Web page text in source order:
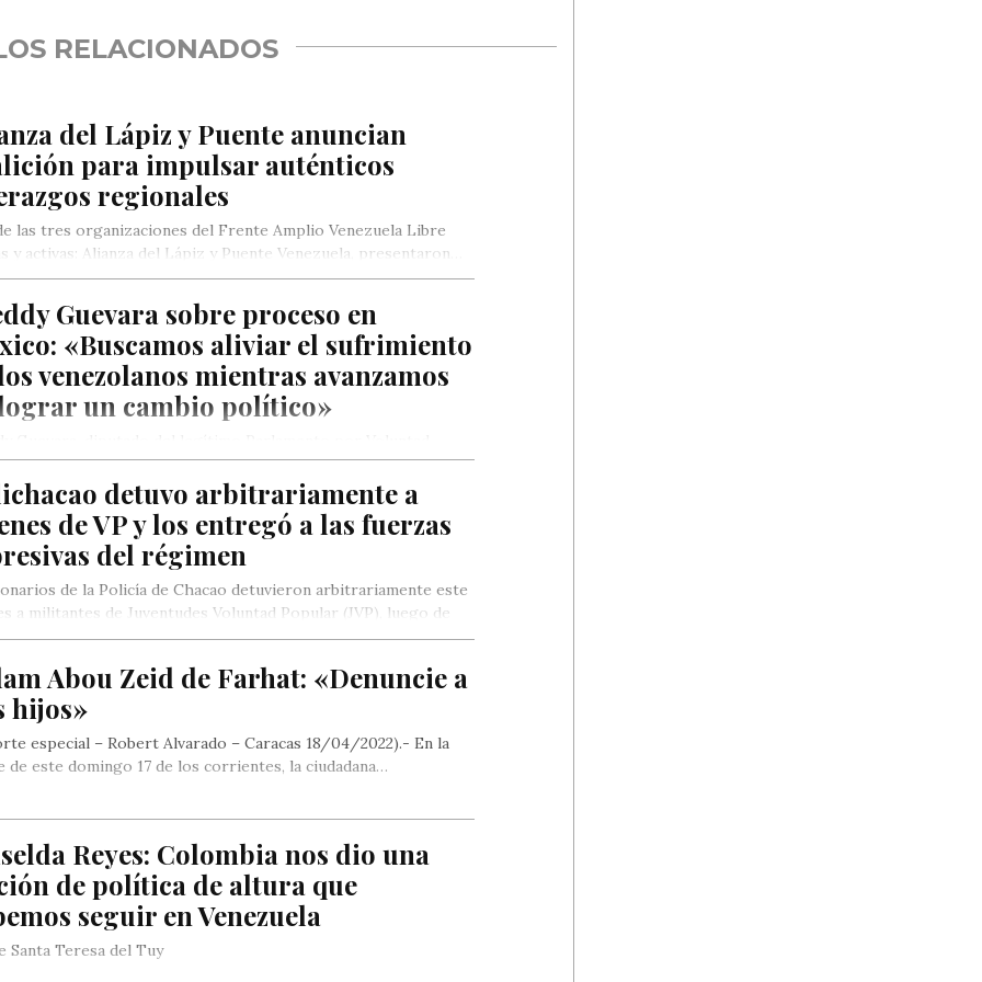
RELACIONADOS
del Lápiz y Puente anuncian
para impulsar auténticos
regionales
las tres organizaciones del Frente Amplio Venezuela Libre
y activas: Alianza del Lápiz y Puente Venezuela, presentaron…
Guevara sobre proceso en
«Buscamos aliviar el sufrimiento
venezolanos mientras avanzamos
un cambio político»
expresó este martes que el acuerdo firmado en México
aliviar…
detuvo arbitrariamente a
de VP y los entregó a las fuerzas
del régimen
de la Policía de Chacao detuvieron arbitrariamente este
a militantes de Juventudes Voluntad Popular (JVP), luego de
Abou Zeid de Farhat: «Denuncie a
hijos»
especial – Robert Alvarado – Caracas 18/04/2022).- En la
de este domingo 17 de los corrientes, la ciudadana…
Reyes: Colombia nos dio una
de política de altura que
seguir en Venezuela
Santa Teresa del Tuy